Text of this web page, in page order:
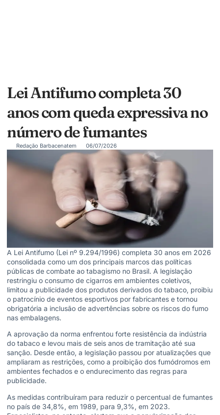
Lei Antifumo completa 30
anos com queda expressiva no
número de fumantes
Redação Barbacenatem 06/07/2026
A Lei Antifumo (Lei nº 9.294/1996) completa 30 anos em 2026
consolidada como um dos principais marcos das políticas
públicas de combate ao tabagismo no Brasil. A legislação
restringiu o consumo de cigarros em ambientes coletivos,
limitou a publicidade dos produtos derivados do tabaco, proibiu
o patrocínio de eventos esportivos por fabricantes e tornou
obrigatória a inclusão de advertências sobre os riscos do fumo
nas embalagens.
A aprovação da norma enfrentou forte resistência da indústria
do tabaco e levou mais de seis anos de tramitação até sua
sanção. Desde então, a legislação passou por atualizações que
ampliaram as restrições, como a proibição dos fumódromos em
ambientes fechados e o endurecimento das regras para
publicidade.
As medidas contribuíram para reduzir o percentual de fumantes
no país de 34,8%, em 1989, para 9,3%, em 2023.